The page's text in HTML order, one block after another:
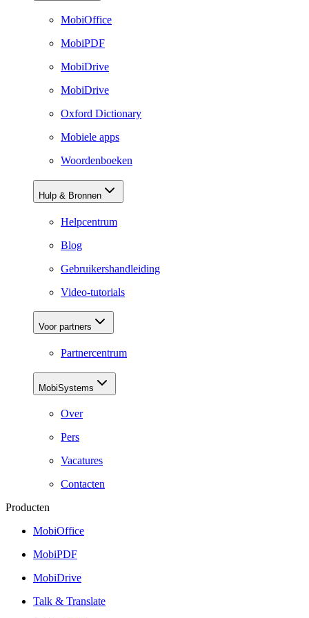
MobiOffice
MobiPDF
MobiDrive
MobiDrive
Oxford Dictionary
Mobiele apps
Woordenboeken
Hulp & Bronnen
Helpcentrum
Blog
Gebruikershandleiding
Video-tutorials
Voor partners
Partnercentrum
MobiSystems
Over
Pers
Vacatures
Contacten
Producten
MobiOffice
MobiPDF
MobiDrive
Talk & Translate